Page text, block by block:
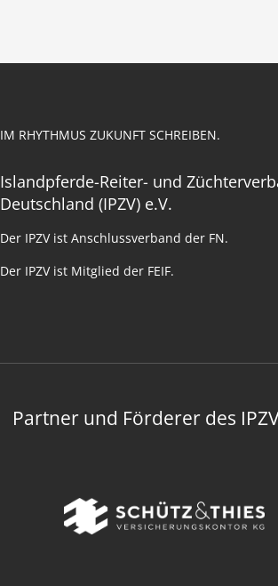
IM RHYTHMUS ZUKUNFT SCHREIBEN.
Islandpferde-Reiter- und
Deutschland (IPZV) e.V.
Der IPZV ist Anschlussverband der FN.
Der IPZV ist Mitglied der FEIF.
Partner und Förderer des